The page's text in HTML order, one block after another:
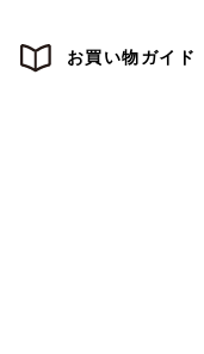
お買い物ガイド